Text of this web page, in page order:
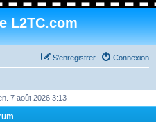
L2TC.com
Connexion
S’enregistrer
7 août 2026 3:13